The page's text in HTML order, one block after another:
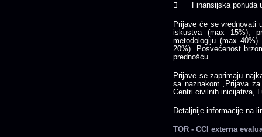
 Finansijska
Prijave će se vrednovati
iskustva (max 15%),
metodologiju (max
20%). Posvećenost
prednošću.
Prijave se zaprimaju
sa naznakom „Prijava
Centri civilnih inicijativa,
Detaljnije informacije na
TOR - CCI externa